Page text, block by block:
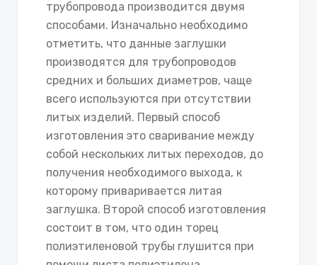
трубопровода производится двумя
способами. Изначально необходимо
отметить, что данные заглушки
производятся для трубопроводов
средних и больших диаметров, чаще
всего используются при отсутствии
литых изделий. Первый способ
изготовления это сваривание между
собой нескольких литых переходов, до
получения необходимого выхода, к
которому приваривается литая
заглушка. Второй способ изготовления
состоит в том, что один торец
полиэтиленовой трубы глушится при